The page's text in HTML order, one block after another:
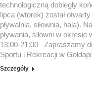
technologiczną dobiegły
lipca (wtorek) został
pływalnia, siłownia, hala).
pływania, siłowni w
13:00-21:00 Zapraszamy
Sportu i Rekreacji w
Szczegóły